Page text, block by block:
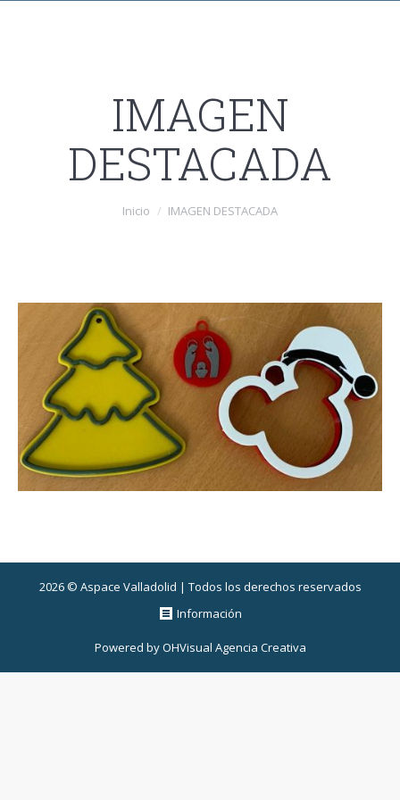
IMAGEN
DESTACADA
Inicio IMAGEN DESTACADA
2026 © Aspace Valladolid | Todos los derechos reservados
Información
Powered byOHVisual Agencia Creativa